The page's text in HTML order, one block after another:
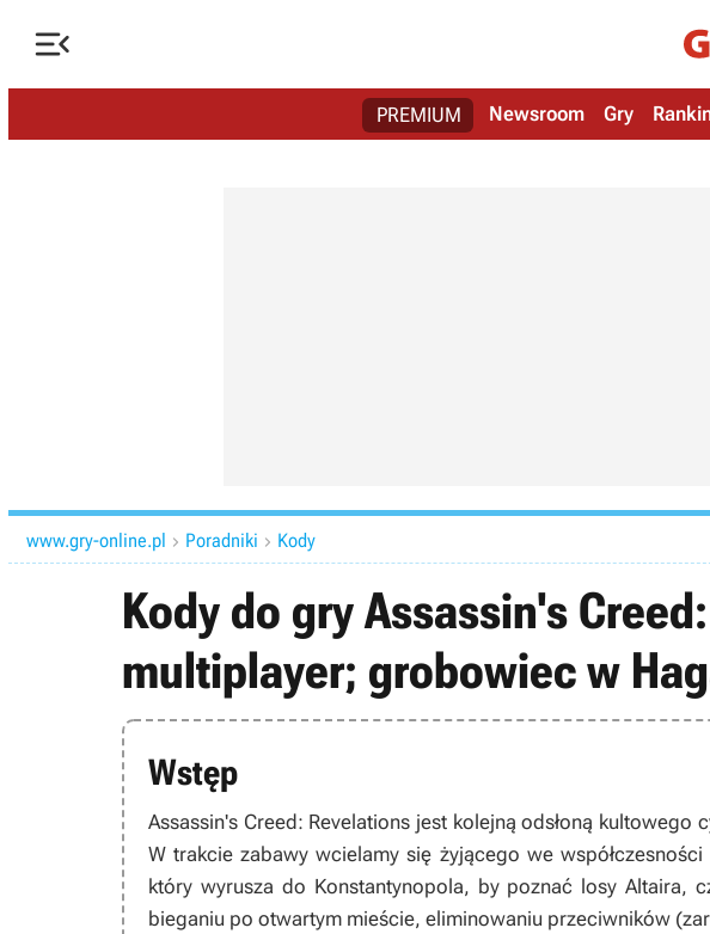

PREMIUM Newsroom Gry
www.gry-online.pl  Poradniki  Kody
Kody do gry Assassin's
multiplayer; grobowiec w
Wstęp
Assassin's Creed: Revelations jest kolejną odsłoną kultowego
W trakcie zabawy wcielamy się żyjącego we
który wyrusza do Konstantynopola, by poznać losy Altaira,
bieganiu po otwartym mieście, eliminowaniu przeciwników